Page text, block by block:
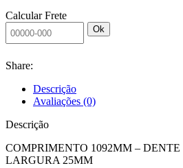
Calcular Frete
Ok
Share:
Descrição
Avaliações (0)
Descrição
COMPRIMENTO 1092MM – DENTE
LARGURA 25MM